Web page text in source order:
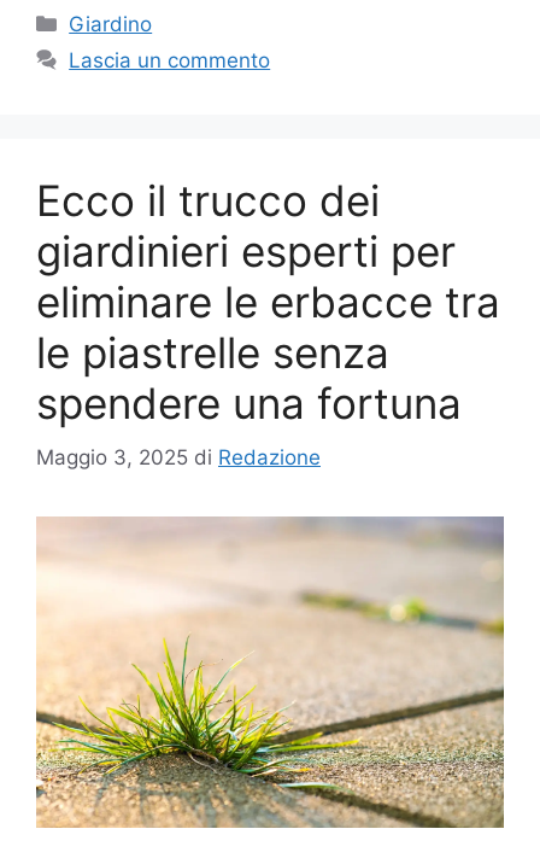
Categorie
Giardino
Lascia un commento
Ecco il trucco dei
giardinieri esperti per
eliminare le erbacce tra
le piastrelle senza
spendere una fortuna
Maggio 3, 2025 di Redazione